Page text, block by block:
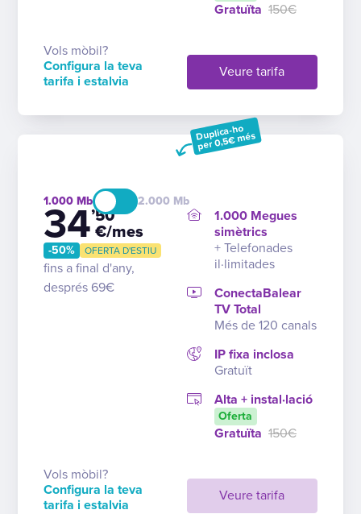
Veure tarifa
Gratuïta 150€
Vols mòbil?
Configura la teva
tarifa i estalvia
1.000 2.000
Duplica-ho
per 0,5€ més
34’50
€/mes
-50% OFERTA D'ESTIU
fins a final d'any,
després 69€
Veure tarifa
1.000 Megues
simètrics
+ Telefonades
il·limitades
ConectaBalear
TV Total
Més de 120 canals
IP fixa inclosa
Gratuït
Alta + instal·lació
Oferta
Gratuïta 150€
Vols mòbil?
Configura la teva
tarifa i estalvia